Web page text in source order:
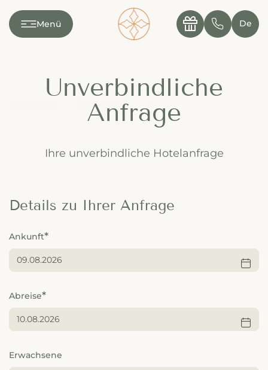
---
---
Menü  ✆ De
Unverbindliche
Anfrage
Ihre unverbindliche Hotelanfrage
Details zu Ihrer Anfrage
Ankunft
Abreise
Erwachsene